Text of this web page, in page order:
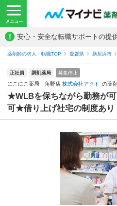
! 安心・安全な転職サポートの提
薬剤師の求人・転職TOP 愛媛県 新居浜市
正社員 調剤薬局 募集停止
にこにこ薬局 角野店 株式会社アクト の薬
★WLBを保ちながら勤務が
可★借り上げ社宅の制度あり